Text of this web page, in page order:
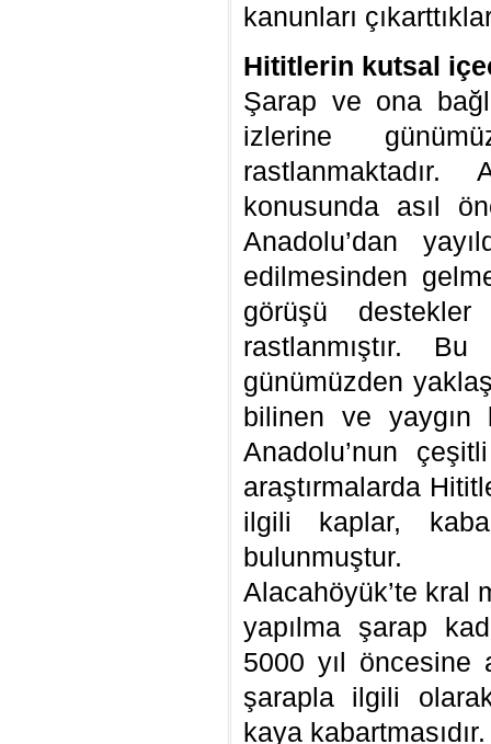
kanunları
Hititlerin kutsal
Şarap ve ona
izlerine
rastlanmaktadır.
konusunda asıl
Anadolu’dan
edilmesinden
görüşü
rastlanmıştır. Bu
günümüzden
bilinen ve yaygın
Anadolu’nun
araştırmalarda
ilgili kaplar,
bulunmuştur.
Alacahöyük’te kral
yapılma şarap
5000 yıl öncesine
şarapla ilgili
kaya